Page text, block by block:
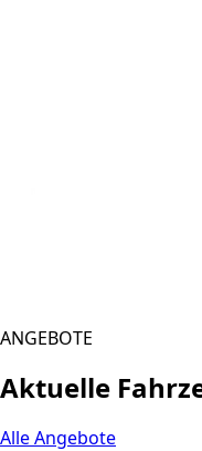
ANGEBOTE
Aktuelle
Alle Angebote